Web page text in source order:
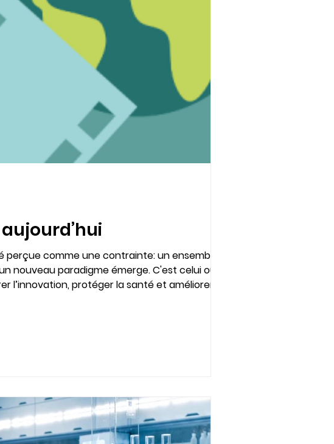
comme une contrainte: un ensemble
nouveau paradigme émerge. C'est celui où
protéger la santé et améliorer les